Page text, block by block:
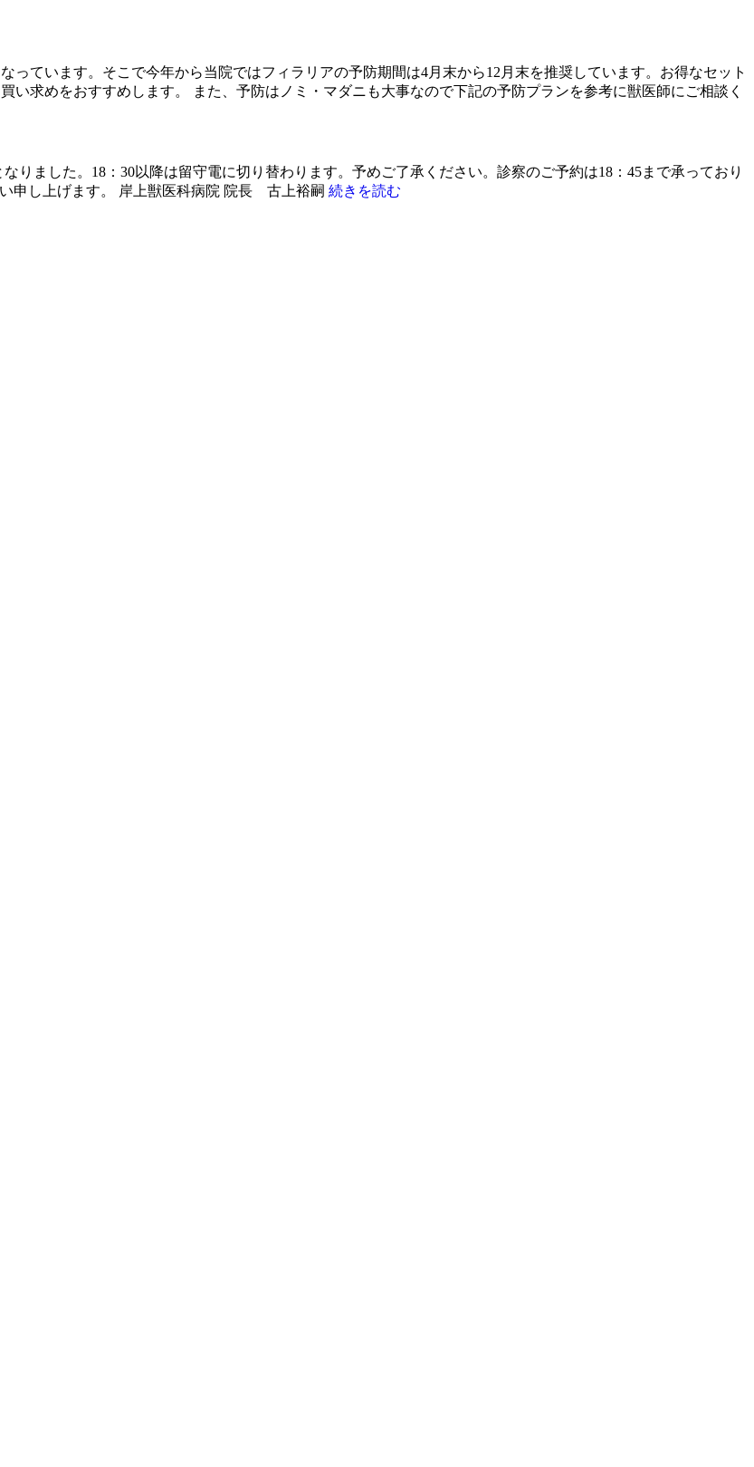
ています。そこで今年から当院ではフィラリアの予防期間は4月末から12月末を推奨しています。お得なセット
求めをおすすめします。 また、予防はノミ・マダニも大事なので下記の予防プランを参考に獣医師にご相談く
りました。18：30以降は留守電に切り替わります。予めご了承ください。診察のご予約は18：45まで承っており
申し上げます。 岸上獣医科病院 院長 古上裕嗣 続きを読む